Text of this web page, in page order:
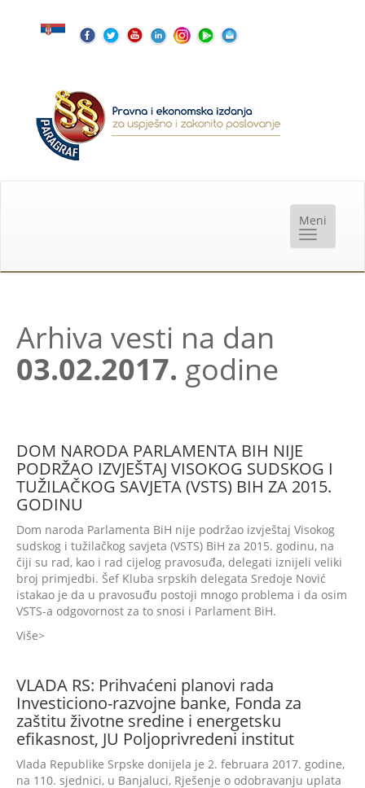
Arhiva vesti na dan
03.02.2017. godine
DOM NARODA PARLAMENTA BIH NIJE
PODRŽAO IZVJEŠTAJ VISOKOG SUDSKOG I
TUŽILAČKOG SAVJETA (VSTS) BIH ZA 2015.
GODINU
Dom naroda Parlamenta BiH nije podržao izvještaj Visokog
sudskog i tužilačkog savjeta (VSTS) BiH za 2015. godinu, na
čiji su rad, kao i rad cijelog pravosuđa, delegati iznijeli veliki
broj primjedbi. Šef Kluba srpskih delegata Sredoje Nović
istakao je da u pravosuđu postoji mnogo problema i da osim
VSTS-a odgovornost za to snosi i Parlament BiH.
Više
VLADA RS: Prihvaćeni planovi rada
Investiciono-razvojne banke, Fonda za
zaštitu životne sredine i energetsku
efikasnost, JU Poljoprivredeni institut
Vlada Republike Srpske donijela je 2. februara 2017. godine,
na 110. sjednici, u Banjaluci, Rješenje o odobravanju uplata